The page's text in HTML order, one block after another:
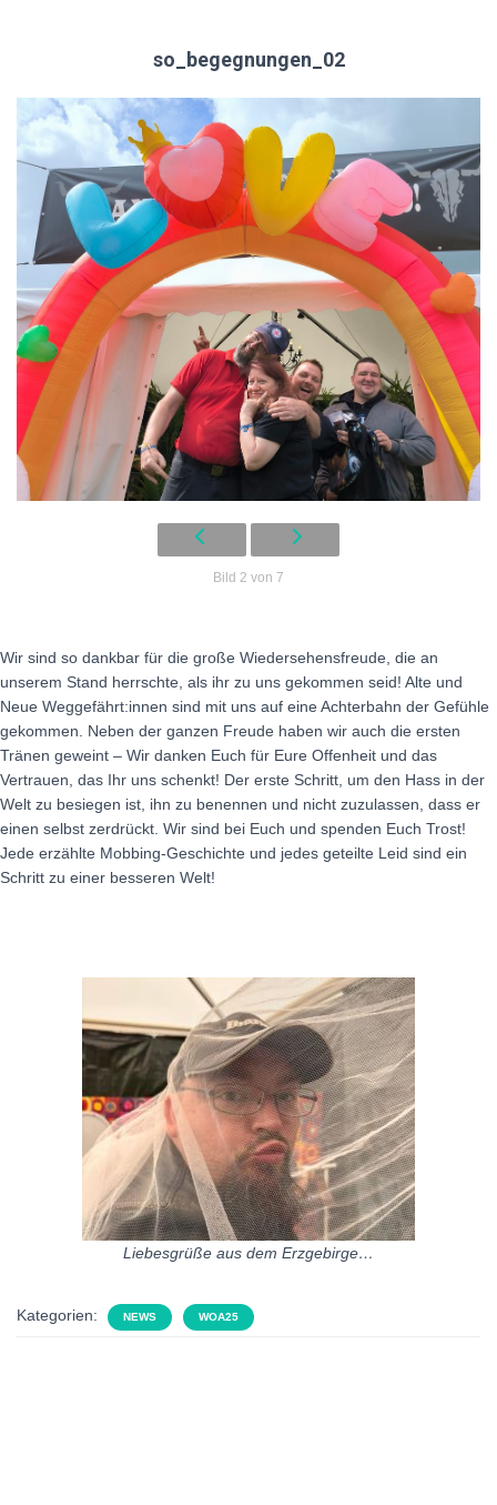
so_begegnungen_02
Bild 2 von 7
Wir sind so dankbar für die große Wiedersehensfreude, die an
unserem Stand herrschte, als ihr zu uns gekommen seid! Alte und
Neue Weggefährt:innen sind mit uns auf eine Achterbahn der Gefühle
gekommen. Neben der ganzen Freude haben wir auch die ersten
Tränen geweint – Wir danken Euch für Eure Offenheit und das
Vertrauen, das Ihr uns schenkt! Der erste Schritt, um den Hass in der
Welt zu besiegen ist, ihn zu benennen und nicht zuzulassen, dass er
einen selbst zerdrückt. Wir sind bei Euch und spenden Euch Trost!
Jede erzählte Mobbing-Geschichte und jedes geteilte Leid sind ein
Schritt zu einer besseren Welt!
Liebesgrüße aus dem Erzgebirge…
Kategorien: NEWS WOA25